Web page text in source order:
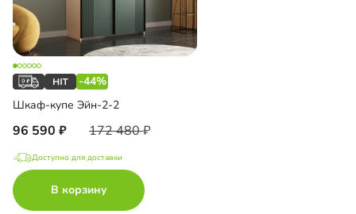
-44%
Шкаф-купе Эйн-2-2
96 590 172 480
Доступно для доставки
В корзину